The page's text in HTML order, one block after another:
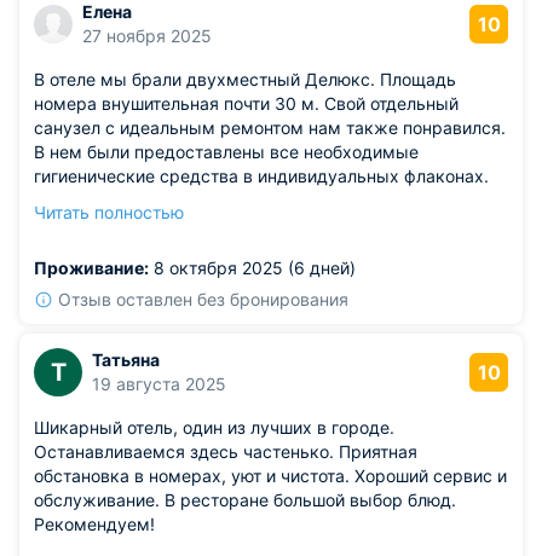
Елена
27 ноября 2025
10
В отеле мы брали двухместный Делюкс. Площадь
номера внушительная почти 30 м. Свой отдельный
санузел с идеальным ремонтом нам также понравился.
В нем были предоставлены все необходимые
гигиенические средства в индивидуальных флаконах.
перейти на формат подсветки, которая расположена
хороший ресторан. Если заказывать питание, то это
формат шведский стол.
Читать полностью
Проживание: 8 октября 2025 (6 дней)
Отзыв оставлен без бронирования
Т
Татьяна
19 августа 2025
10
Шикарный отель, один из лучших в городе.
Останавливаемся здесь частенько. Приятная
обстановка в номерах, уют и чистота. Хороший сервис и
обслуживание. В ресторане большой выбор блюд.
Рекомендуем!